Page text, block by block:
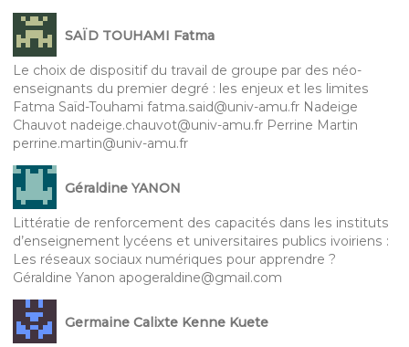
SAÏD TOUHAMI Fatma
Le choix de dispositif du travail de groupe par des néo-
enseignants du premier degré : les enjeux et les limites
Fatma Saïd-Touhami fatma.said@univ-amu.fr Nadeige
Chauvot nadeige.chauvot@univ-amu.fr Perrine Martin
perrine.martin@univ-amu.fr
Géraldine YANON
Littératie de renforcement des capacités dans les instituts
d’enseignement lycéens et universitaires publics ivoiriens :
Les réseaux sociaux numériques pour apprendre ?
Géraldine Yanon apogeraldine@gmail.com
Germaine Calixte Kenne Kuete